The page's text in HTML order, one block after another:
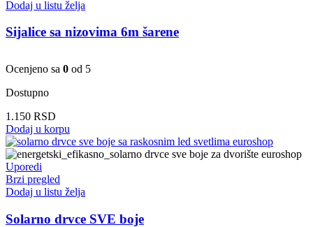
Dodaj u listu želja
Sijalice sa nizovima 6m šarene
Ocenjeno sa 0 od 5
Dostupno
1.150 RSD
Dodaj u korpu
Uporedi
Brzi pregled
Dodaj u listu želja
Solarno drvce SVE boje